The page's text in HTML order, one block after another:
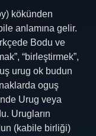
kökünden
anlamına gelir.
Bodu ve
“birleştirmek”,
urug ok budun
oguş
Urug veya
Urugların
(kabile birliği)